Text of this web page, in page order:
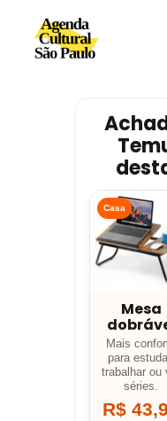
Avançar
Casa
Mesa
Mais
para
trabalhar ou
séries.
R$